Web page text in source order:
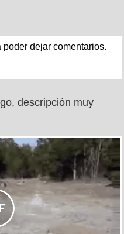
dejar comentarios.
descripción muy